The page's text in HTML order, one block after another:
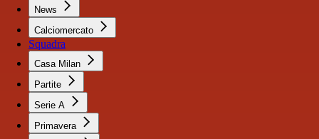
News
Calciomercato
Squadra
Casa Milan
Partite
Serie A
Primavera